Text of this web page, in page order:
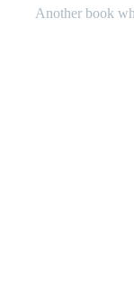
Another book